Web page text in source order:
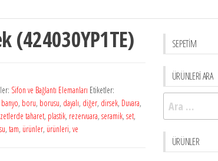
(424030YP1TE)
Sifon ve Bağlantı Elemanları Etiketler:
banyo, boru, borusu, dayalı, diğer, dirsek, Duvara,
taharet, plastik, rezervuara, seramik, set,
su, tam, ürünler, ürünleri, ve
SEPETİM
ÜRÜNLERİ ARA
Arama:
ÜRÜNLER